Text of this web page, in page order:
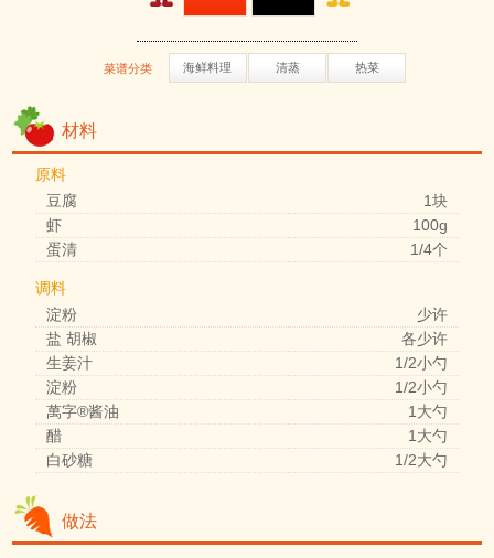
菜谱分类 海鲜料理 清蒸 热菜
材料
原料
豆腐
1块
虾
100g
蛋清
1/4个
调料
淀粉
少许
盐 胡椒
各少许
生姜汁
1/2小勺
淀粉
1/2小勺
萬字®酱油
1大勺
醋
1大勺
白砂糖
1/2大勺
做法